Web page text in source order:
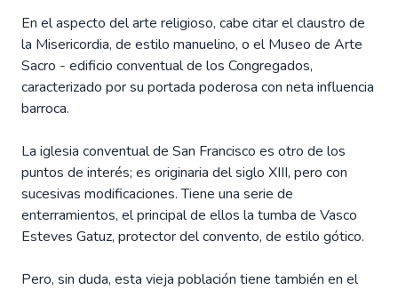
En el aspecto del arte religioso, cabe citar el claustro de
la Misericordia, de estilo manuelino, o el Museo de Arte
Sacro - edificio conventual de los Congregados,
caracterizado por su portada poderosa con neta influencia
barroca.
La iglesia conventual de San Francisco es otro de los
puntos de interés; es originaria del siglo XIII, pero con
sucesivas modificaciones. Tiene una serie de
enterramientos, el principal de ellos la tumba de Vasco
Esteves Gatuz, protector del convento, de estilo gótico.
Pero, sin duda, esta vieja población tiene también en el